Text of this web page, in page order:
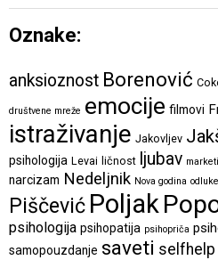
Oznake:
anksioznost Borenović
društvene mreže emocije filmovi
istraživanje Jakovljev
psihologija Levai ličnost ljubav
narcizam Nedeljnik Nova godina odluke
Piščević Poljak
psihologija psihopatija psihopriča
samopouzdanje saveti selfhelp